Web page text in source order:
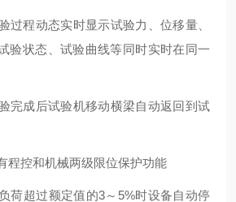
过程动态实时显示试验力、位移量、
验状态、试验曲线等同时实时在同一
完成后试验机移动横梁自动返回到试
程控和机械两级限位保护功能
荷超过额定值的3～5%时设备自动停